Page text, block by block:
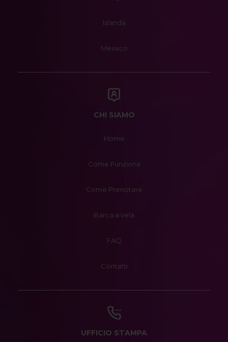
Islanda
Messico
CHI SIAMO
Home
Come Funziona
Come Prenotare
Barca a vela
FAQ
Contatti
UFFICIO STAMPA